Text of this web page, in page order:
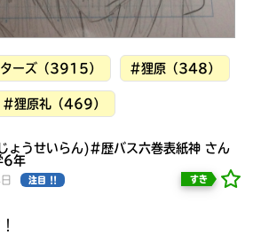
ーズ（3915） #狸原（348）
#狸原礼（469）
ょうせいらん)#歴バス六巻表紙神 さん
6年
注目 !! すき